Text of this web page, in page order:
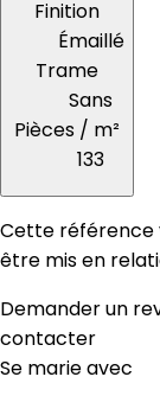
Finition
Émaillé
Trame
Sans
Pièces / m²
133
Cette référence
être mis en
Demander un
contacter
Se marie avec